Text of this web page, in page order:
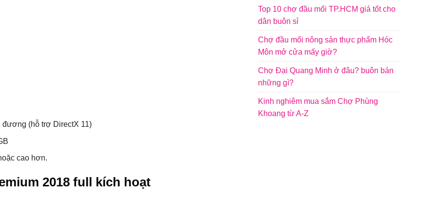
(hỗ trợ DirectX 11)
cao hơn.
2018 full kích hoạt
Top 10 chợ đầu mối TP.HCM giá tốt cho
dân buôn sỉ
Chợ đầu mối nông sản thực phẩm Hóc
Môn mở cửa mấy giờ?
Chợ Đại Quang Minh ở đâu? buôn bán
những gì?
Kinh nghiêm mua sắm Chợ Phùng
Khoang từ A-Z